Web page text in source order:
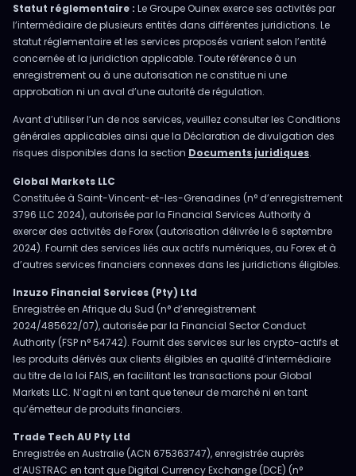
Statut réglementaire : Le Groupe Ouinex exerce ses activités par
l’intermédiaire de plusieurs entités dans différentes juridictions. Le
statut réglementaire et les services proposés varient selon l’entité
concernée et la juridiction applicable. Toute référence à un
enregistrement ou à une autorisation ne constitue ni une
approbation ni un aval d’une autorité de régulation.
Avant d’utiliser l’un de nos services, veuillez consulter les Conditions
générales applicables ainsi que la Déclaration de divulgation des
risques disponibles dans la section Documents juridiques.
Global Markets LLC
Constituée à Saint-Vincent-et-les-Grenadines (n° d’enregistrement
3796 LLC 2024), autorisée par la Financial Services Authority à
exercer des activités de Forex (autorisation délivrée le 6 septembre
2024). Fournit des services liés aux actifs numériques, au Forex et à
d’autres services financiers connexes dans les juridictions éligibles.
Inzuzo Financial Services (Pty) Ltd
Enregistrée en Afrique du Sud (n° d’enregistrement
2024/485622/07), autorisée par la Financial Sector Conduct
Authority (FSP n° 54742). Fournit des services sur les crypto-actifs et
les produits dérivés aux clients éligibles en qualité d’intermédiaire
au titre de la loi FAIS, en facilitant les transactions pour Global
Markets LLC. N’agit ni en tant que teneur de marché ni en tant
qu’émetteur de produits financiers.
Trade Tech AU Pty Ltd
Enregistrée en Australie (ACN 675363747), enregistrée auprès
d’AUSTRAC en tant que Digital Currency Exchange (DCE) (n°